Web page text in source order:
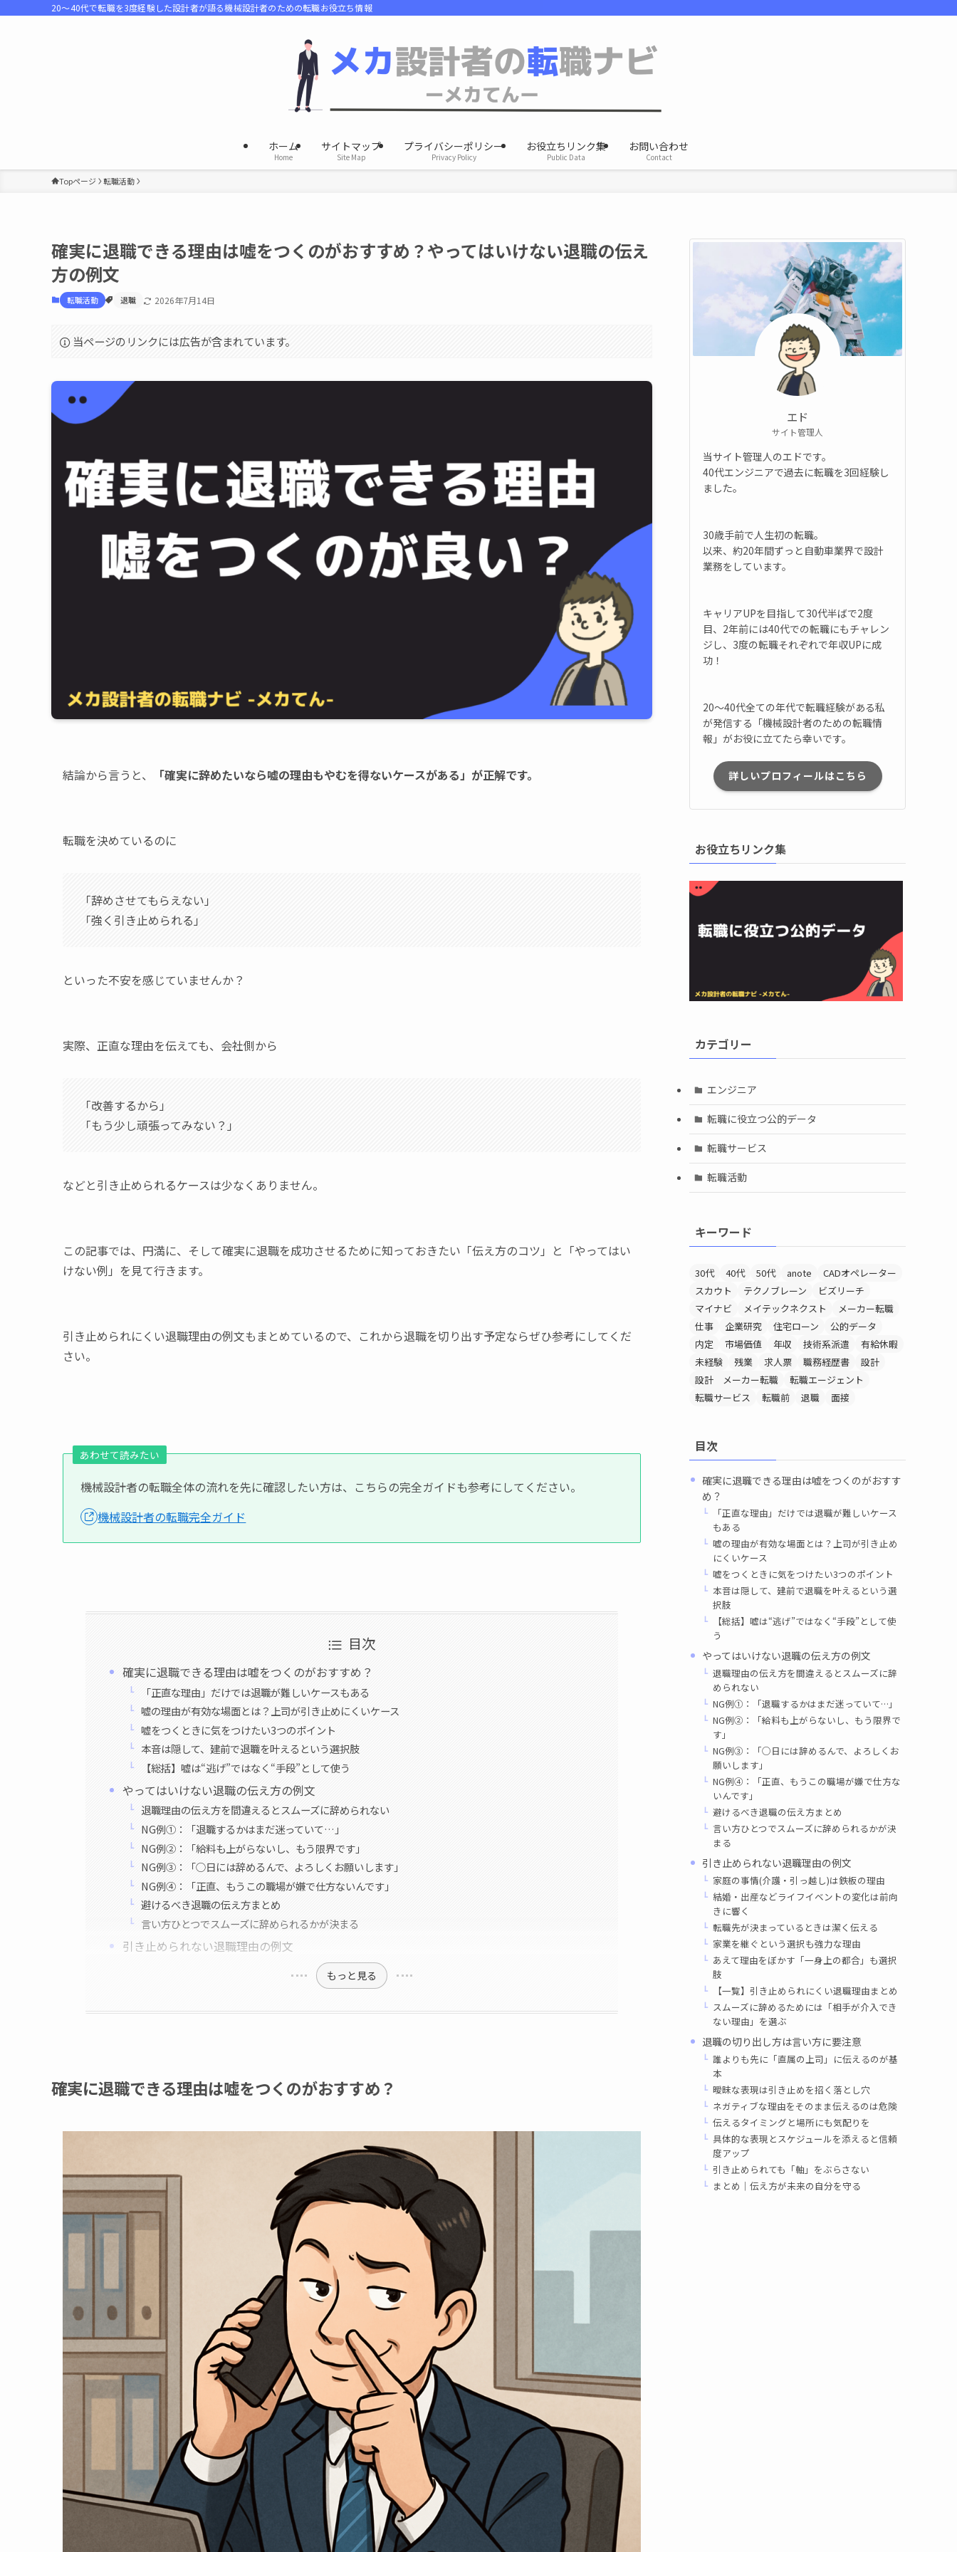
20～40代で転職を3度経験した設計者が語る機械設計者のための転職お役立ち情報
ホーム
Home
サイトマップ
Site Map
プライバシーポリシー
Privacy Policy
お役立ちリンク集
Public Data
お問い合わせ
Contact
Topページ 転職活動
確実に退職できる理由は嘘をつくのがおすすめ？やってはいけない退職の伝え
方の例文
転職活動 退職 2026年7月14日
当ページのリンクには広告が含まれています。
結論から言うと、 「確実に辞めたいなら嘘の理由もやむを得ないケースがある」が正解です。
転職を決めているのに
「辞めさせてもらえない」
「強く引き止められる」
といった不安を感じていませんか？
実際、正直な理由を伝えても、会社側から
「改善するから」
「もう少し頑張ってみない？」
などと引き止められるケースは少なくありません。
この記事では、円満に、そして確実に退職を成功させるために知っておきたい「伝え方のコツ」と「やってはい
けない例」を見て行きます。
引き止められにくい退職理由の例文もまとめているので、これから退職を切り出す予定ならぜひ参考にしてくだ
さい。
あわせて読みたい
機械設計者の転職全体の流れを先に確認したい方は、こちらの完全ガイドも参考にしてください。
機械設計者の転職完全ガイド
目次
確実に退職できる理由は嘘をつくのがおすすめ？
「正直な理由」だけでは退職が難しいケースもある
嘘の理由が有効な場面とは？上司が引き止めにくいケース
嘘をつくときに気をつけたい3つのポイント
本音は隠して、建前で退職を叶えるという選択肢
【総括】嘘は“逃げ”ではなく“手段”として使う
やってはいけない退職の伝え方の例文
退職理由の伝え方を間違えるとスムーズに辞められない
NG例①：「退職するかはまだ迷っていて…」
NG例②：「給料も上がらないし、もう限界です」
NG例③：「○日には辞めるんで、よろしくお願いします」
NG例④：「正直、もうこの職場が嫌で仕方ないんです」
避けるべき退職の伝え方まとめ
言い方ひとつでスムーズに辞められるかが決まる
引き止められない退職理由の例文
もっと見る
確実に退職できる理由は嘘をつくのがおすすめ？
エド
サイト管理人
当サイト管理人のエドです。
40代エンジニアで過去に転職を3回経験し
ました。
30歳手前で人生初の転職。
以来、約20年間ずっと自動車業界で設計
業務をしています。
キャリアUPを目指して30代半ばで2度
目、2年前には40代での転職にもチャレン
ジし、3度の転職それぞれで年収UPに成
功！
20～40代全ての年代で転職経験がある私
が発信する「機械設計者のための転職情
報」がお役に立てたら幸いです。
詳しいプロフィールはこちら
お役立ちリンク集
カテゴリー
エンジニア
転職に役立つ公的データ
転職サービス
転職活動
キーワード
30代 40代 50代 anote
CADオペレーター
スカウト
テクノブレーン
ビズリーチ
マイナビ
メイテックネクスト
メーカー転職
仕事
企業研究 住宅ローン
公的データ
内定
市場価値 年収 技術系派遣
有給休暇
未経験
残業 求人票 職務経歴書
設計
設計 メーカー転職
転職エージェント
転職サービス
転職前 退職 面接
目次
確実に退職できる理由は嘘をつくのがおすす
め？
「正直な理由」だけでは退職が難しいケース
もある
嘘の理由が有効な場面とは？上司が引き止め
にくいケース
嘘をつくときに気をつけたい3つのポイント
本音は隠して、建前で退職を叶えるという選
択肢
【総括】嘘は“逃げ”ではなく“手段”として使
う
やってはいけない退職の伝え方の例文
退職理由の伝え方を間違えるとスムーズに辞
められない
NG例①：「退職するかはまだ迷っていて…」
NG例②：「給料も上がらないし、もう限界で
す」
NG例③：「○日には辞めるんで、よろしくお
願いします」
NG例④：「正直、もうこの職場が嫌で仕方な
いんです」
避けるべき退職の伝え方まとめ
言い方ひとつでスムーズに辞められるかが決
まる
引き止められない退職理由の例文
家庭の事情(介護・引っ越し)は鉄板の理由
結婚・出産などライフイベントの変化は前向
きに響く
転職先が決まっているときは潔く伝える
家業を継ぐという選択も強力な理由
あえて理由をぼかす「一身上の都合」も選択
肢
【一覧】引き止められにくい退職理由まとめ
スムーズに辞めるためには「相手が介入でき
ない理由」を選ぶ
退職の切り出し方は言い方に要注意
誰よりも先に「直属の上司」に伝えるのが基
本
曖昧な表現は引き止めを招く落とし穴
ネガティブな理由をそのまま伝えるのは危険
伝えるタイミングと場所にも気配りを
具体的な表現とスケジュールを添えると信頼
度アップ
引き止められても「軸」をぶらさない
まとめ｜伝え方が未来の自分を守る